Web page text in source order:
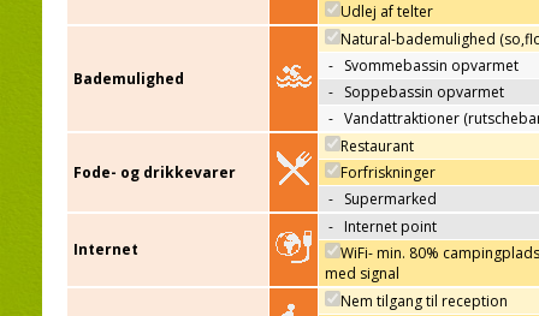
Udlej af telter
Bademulighed
Natural-bademulighed
- Svommebassin opvarmet
- Soppebassin opvarmet
- Vandattraktioner
Fode- og drikkevarer
Restaurant
Forfriskninger
- Supermarked
Internet
- Internet point
WiFi- min. 80%
med signal
Nem tilgang til reception